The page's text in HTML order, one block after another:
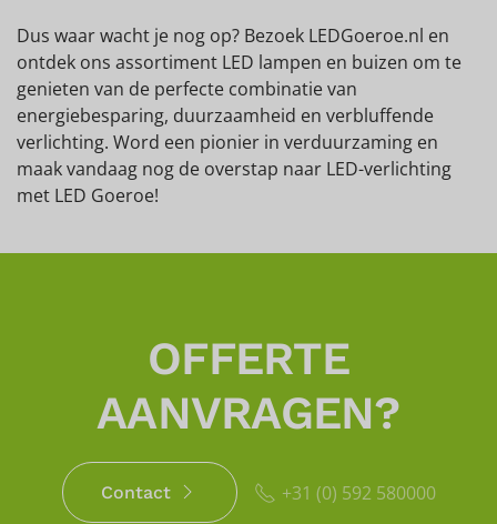
Dus waar wacht je nog op? Bezoek LEDGoeroe.nl en
ontdek ons assortiment LED lampen en buizen om te
genieten van de perfecte combinatie van
energiebesparing, duurzaamheid en verbluffende
verlichting. Word een pionier in verduurzaming en
maak vandaag nog de overstap naar LED-verlichting
met LED Goeroe!
OFFERTE
AANVRAGEN?
Contact +31 (0) 592 580000